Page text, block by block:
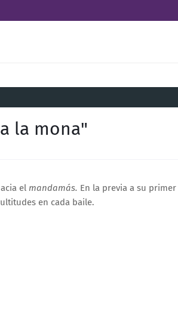
la mona"
el mandamás. En la previa a su
en cada baile.